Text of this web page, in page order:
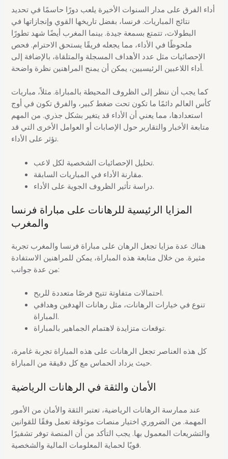
أداء الفرق على مدار السنوات الأخيرة يلعب دورًا حاسمًا في تحديد
نتائج المباريات. فرنسا، بفضل تاريخها القوي وإنجازاتها في
البطولات، تتمتع بسمعة جيدة. بينما المغرب أيضًا شهد تطورًا
ملحوظًا في الأداء، مما يجعله فريقًا يستحق الاحترام. فحص
الإحصائيات مثل عدد الأهداف المسجلة والمتلقاة، بالإضافة إلى
أداء اللاعبين الرئيسيين، يمكن أن يمنح المراهنين نظرة واضحة.
كما يجب أن ننظر إلى الظروف المحيطة بالمباراة. مثلاً، مباريات
كأس العالم دائمًا ما تكون تحت ضغط كبير، والفرق تكون في أوج
استعدادها، مما يعني أن الأداء قد يتغير بشكل جذري. من المهم
متابعة الأخبار والتقارير حول الإصابات أو العوامل الأخرى التي قد
تؤثر على الأداء.
تحليل الإحصائيات الشخصية لكل لاعب.
مقارنة الأداء في المباريات السابقة.
دراسة تأثير الظروف الجوية على الأداء.
المزايا الرئيسية للرهانات على مباراة فرنسا
والمغرب
هناك عدة مزايا تجعل الرهان على مباراة فرنسا والمغرب تجربة
مثيرة. من خلال متابعة هذه المباراة، يمكن للمراهنين الاستفادة
من عدة جوانب:
احتمالات متفاوتة تتيح فرصًا متعددة للربح.
تنوع في خيارات الرهانات، مثل رهانات الهدفين وهدافي
المباراة.
توقعات متزايدة لاهتمام الجماهير بالمباراة.
كل هذه العناصر تجعل الرهانات على هذه المباراة تجربة غامرة،
حيث يزداد الحماس مع كل دقيقة من المباراة.
الأمان والثقة في الرهانات الرياضية
عند ممارسة الرهانات الرياضية، تعتبر الثقة والأمان من الأمور
المهمة. من الضروري اختيار منصات موثوقة تعمل وفقًا للقوانين
والتشريعات المعمول بها. يجب التأكد من أن المنصة توفر تشفيرًا
قويًا لحماية المعلومات المالية والشخصية.